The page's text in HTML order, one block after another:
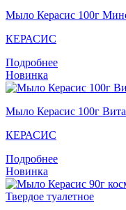
Мыло Керасис 100г
КЕРАСИС
Подробнее
Новинка
Мыло Кераcис 100г
КЕРАСИС
Подробнее
Новинка